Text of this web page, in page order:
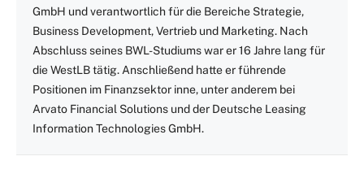
GmbH und verantwortlich für die Bereiche Strategie,
Business Development, Vertrieb und Marketing. Nach
Abschluss seines BWL-Studiums war er 16 Jahre lang für
die WestLB tätig. Anschließend hatte er führende
Positionen im Finanzsektor inne, unter anderem bei
Arvato Financial Solutions und der Deutsche Leasing
Information Technologies GmbH.